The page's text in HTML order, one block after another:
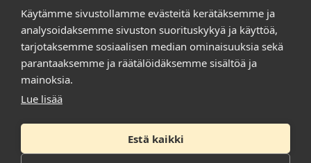
Henna Honkalo,
viestintäpäällikkö,
puh. +358 50 479 6618
Ilari Raiski, viestintä- ja tapahtumakoordinaattori,
puh. +358 45 130 3832
Susanna Laasio,
tarkeissatoissa[a]kt.fi
Tilaa uutiskirje
Käytämme sivustollamme evästeitä kerätäksemme ja
analysoidaksemme sivuston suorituskykyä ja käyttöä,
tarjotaksemme sosiaalisen median ominaisuuksia sekä
parantaaksemme ja räätälöidäksemme sisältöä ja
mainoksia.
Lue lisää
Estä kaikki